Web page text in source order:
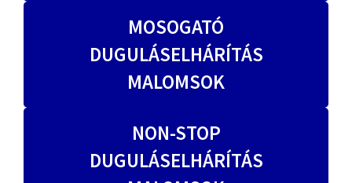
MOSOGATÓ
DUGULÁSELHÁRÍTÁS
MALOMSOK
NON-STOP
DUGULÁSELHÁRÍTÁS